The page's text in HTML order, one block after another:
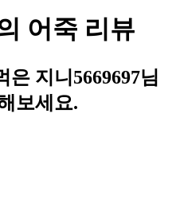
어죽 리뷰
지니5669697님
보세요.